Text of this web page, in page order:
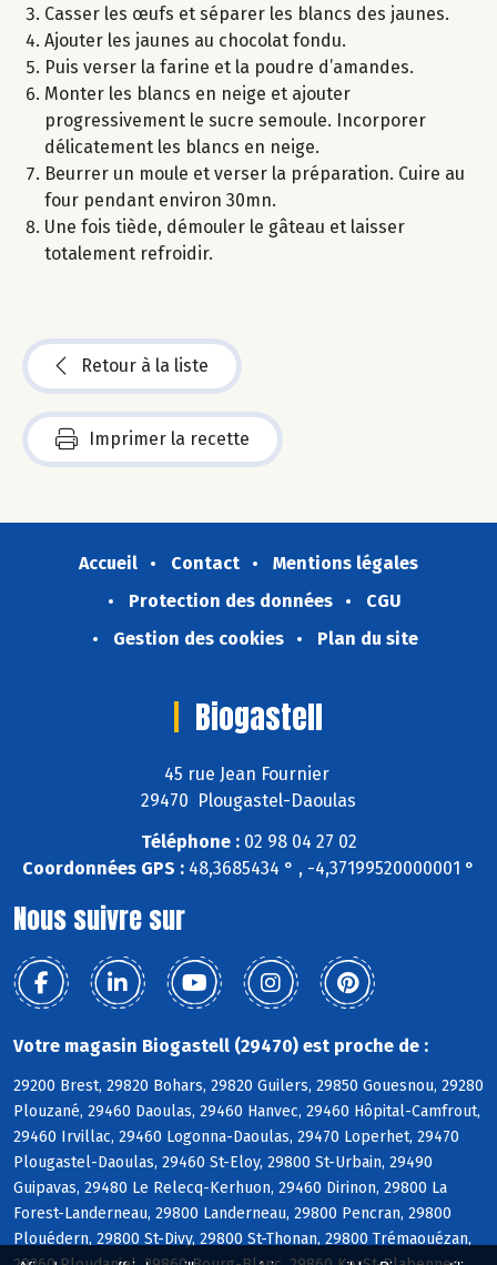
Casser les œufs et séparer les blancs des jaunes.
Ajouter les jaunes au chocolat fondu.
Puis verser la farine et la poudre d’amandes.
Monter les blancs en neige et ajouter
progressivement le sucre semoule. Incorporer
délicatement les blancs en neige.
Beurrer un moule et verser la préparation. Cuire au
four pendant environ 30mn.
Une fois tiède, démouler le gâteau et laisser
totalement refroidir.
Retour à la liste
Imprimer la recette
Accueil Contact
Mentions légales
Protection des données
CGU
Gestion des cookies
Plan du site
Biogastell
45 rue Jean Fournier
29470 Plougastel-Daoulas
Téléphone :02 98 04 27 02
Coordonnées GPS : 48,3685434 ° , -4,37199520000001 °
Nous suivre sur
Votre magasin Biogastell (29470) est proche de :
29200 Brest, 29820 Bohars, 29820 Guilers, 29850 Gouesnou, 29280
Plouzané, 29460 Daoulas, 29460 Hanvec, 29460 Hôpital-Camfrout,
29460 Irvillac, 29460 Logonna-Daoulas, 29470 Loperhet, 29470
Plougastel-Daoulas, 29460 St-Eloy, 29800 St-Urbain, 29490
Guipavas, 29480 Le Relecq-Kerhuon, 29460 Dirinon, 29800 La
Forest-Landerneau, 29800 Landerneau, 29800 Pencran, 29800
Plouédern, 29800 St-Divy, 29800 St-Thonan, 29800 Trémaouézan,